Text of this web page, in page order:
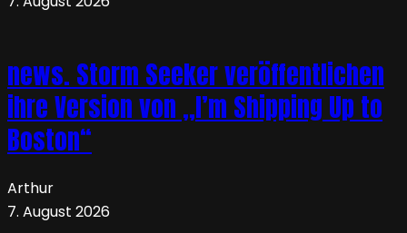
news. Storm Seeker veröffentlichen
ihre Version von „I’m Shipping Up to
Boston“
Arthur
7. August 2026